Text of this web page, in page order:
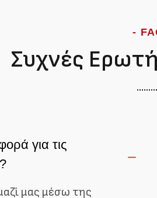
-
Συχνές
για τις
μας μέσω της